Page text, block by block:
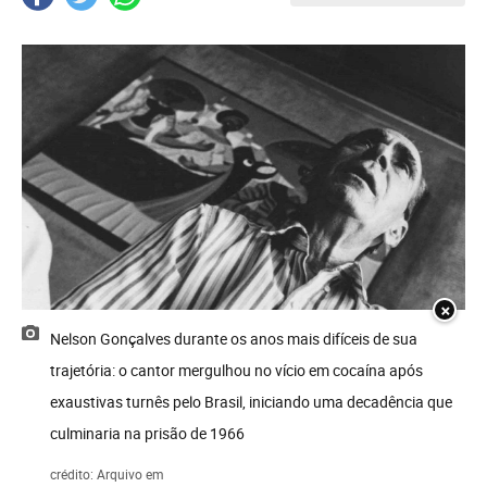
×
Nelson Gonçalves durante os anos mais difíceis de sua
trajetória: o cantor mergulhou no vício em cocaína após
exaustivas turnês pelo Brasil, iniciando uma decadência que
culminaria na prisão de 1966
crédito: Arquivo em